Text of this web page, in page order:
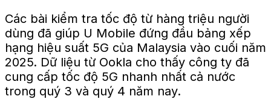
Các bài kiểm tra tốc độ từ hàng triệu người
dùng đã giúp U Mobile đứng đầu bảng xếp
hạng hiệu suất 5G của Malaysia vào cuối năm
2025. Dữ liệu từ Ookla cho thấy công ty đã
cung cấp tốc độ 5G nhanh nhất cả nước
trong quý 3 và quý 4 năm nay.